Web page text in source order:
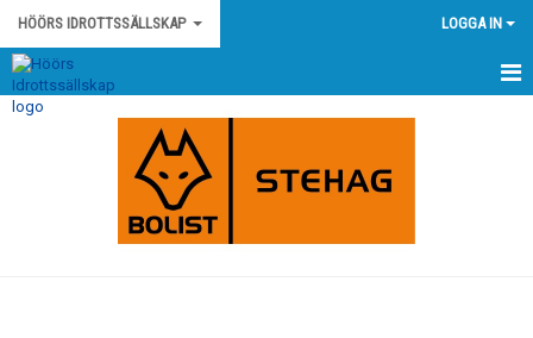
HÖÖRS IDROTTSSÄLLSKAP LOGGA IN
HEM